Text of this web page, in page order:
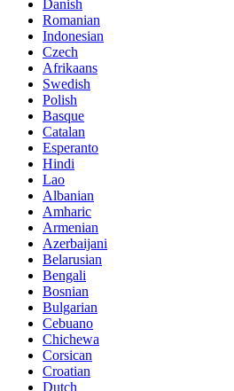
Danish
Romanian
Indonesian
Czech
Afrikaans
Swedish
Polish
Basque
Catalan
Esperanto
Hindi
Lao
Albanian
Amharic
Armenian
Azerbaijani
Belarusian
Bengali
Bosnian
Bulgarian
Cebuano
Chichewa
Corsican
Croatian
Dutch